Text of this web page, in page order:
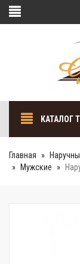
КАТАЛОГ
Главная
Мужские